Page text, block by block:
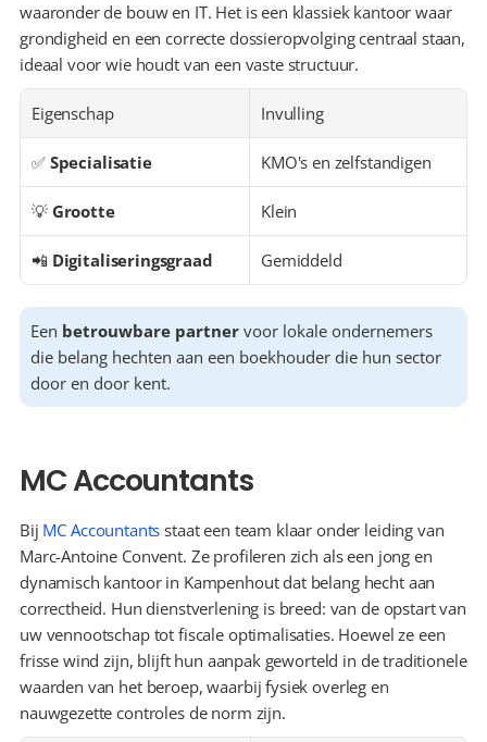
waaronder de bouw en IT. Het is een klassiek kantoor waar
grondigheid en een correcte dossieropvolging centraal staan,
ideaal voor wie houdt van een vaste structuur.
Eigenschap Invulling
✅ Specialisatie KMO's en zelfstandigen
💡 Grootte Klein
📲 Digitaliseringsgraad Gemiddeld
Een betrouwbare partner voor lokale ondernemers
die belang hechten aan een boekhouder die hun sector
door en door kent.
MC Accountants
Bij MC Accountants staat een team klaar onder leiding van
Marc-Antoine Convent. Ze profileren zich als een jong en
dynamisch kantoor in Kampenhout dat belang hecht aan
correctheid. Hun dienstverlening is breed: van de opstart van
uw vennootschap tot fiscale optimalisaties. Hoewel ze een
frisse wind zijn, blijft hun aanpak geworteld in de traditionele
waarden van het beroep, waarbij fysiek overleg en
nauwgezette controles de norm zijn.